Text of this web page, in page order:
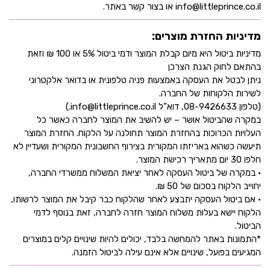
info@littleprince.co.il או בצור קשר באתר.
מדיניות החזרת מוצרים:
מדיניות ביטול היא מיום קבלת המוצר ודמי ביטול 5% או 100 ₪ וזאת
בהתאם לחוק הגנת הצרכן
ניתן לבטל את העסקה באמצעות פניה טלפונית או בדואר אלקטרוני
לשירות הלקוחות של החברה.
(טלפון 08-9426633, דוא”ל info@littleprince.co.il.)
במקרה שהביטול אושר – יש להשיב את המוצר לחברה כאשר כל
העלויות הכרוכות בהחזרת המוצר תחולנה על הלקוח. החזרת המוצר
תיעשה כשהוא באריזתו המקורית בצירוף החשבונית המקורית ושעדיין לא
חלפו 30 יום מתאריך רכישת המוצר.
• במקרה של ביטול העסקה לאחר יציאת המשלוח ממשרדי החברה,
יחוייב הלקוח בסכום של 50 ₪.
• אם ביטול העסקה יתבצע לאחר שהלקוח כבר קיבל את המוצר לרשותו,
הלקוח יישא בעלות משלוח המוצר חזרה לחברה, זאת בנוסף לדמי
הביטול.
*התמונות באתר להמחשה בלבד, יכולים להיות שינויים קלים במוצרים
המגיעים בפועל, שינויים אלא אינם עילה לביטול הזמנה.